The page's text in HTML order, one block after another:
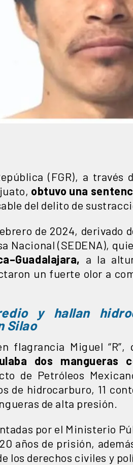
(FGR), a través
obtuvo una
del delito de
de 2024, derivado
Nacional (SEDENA),
a la
un fuerte olor a
y hallan
Silao
flagrancia Miguel
dos mangueras
de Petróleos
de hidrocarburo, 11
de alta presión.
por el Ministerio
años de prisión,
los derechos civiles y